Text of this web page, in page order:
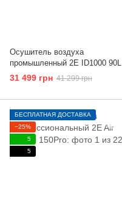
Осушитель воздуха
промышленный 2E ID1000 90L
31 499 грн 41 299 грн
БЕСПЛАТНАЯ ДОСТАВКА
−25%
5
5